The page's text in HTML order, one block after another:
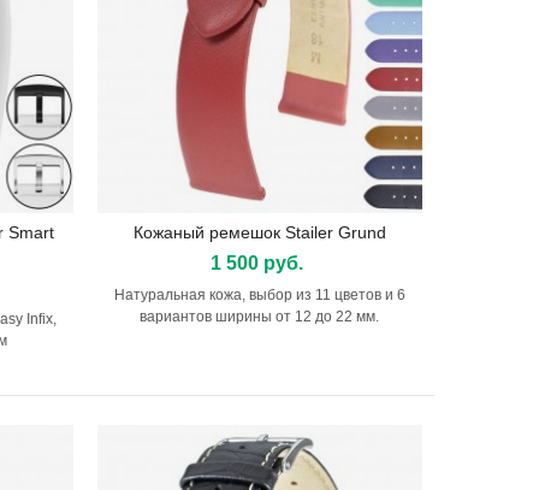
Smart
Infix,
Подробнее
Кожаный ремешок Stailer Grund
1 500 руб.
Натуральная кожа, выбор из 11 цветов и 6
вариантов ширины от 12 до 22 мм.